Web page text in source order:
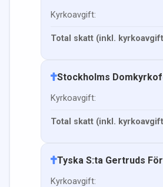
Kyrkoavgift:
Total skatt (inkl.
Stockholms
Kyrkoavgift:
Total skatt (inkl.
Tyska S:ta Gertruds
Kyrkoavgift: